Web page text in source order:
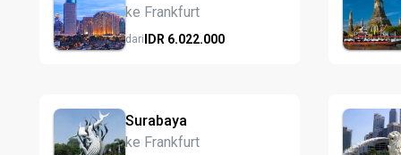
ke Frankfurt
dariIDR 6.022.000
Surabaya
ke Frankfurt